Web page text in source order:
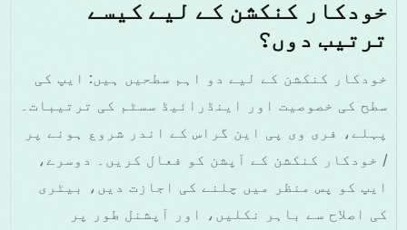
خودکار کنکشن کے لیے کیسے
ترتیب دوں؟
خودکار کنکشن کے لیے دو اہم سطحیں ہیں: ایپ کی
سطح کی خصوصیت اور اینڈرائیڈ سسٹم کی ترتیبات۔
پہلے، فری وی پی این گراس کے اندر شروع ہونے پر
/ خودکار کنکشن کے آپشن کو فعال کریں۔ دوسرے،
ایپ کو پس منظر میں چلنے کی اجازت دیں، بیٹری
کی اصلاح سے باہر نکلیں، اور آپشنل طور پر